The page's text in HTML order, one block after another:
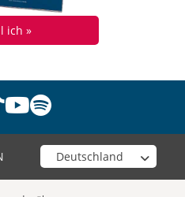
ich »
youtube
spotify
Wähle deinen Shop